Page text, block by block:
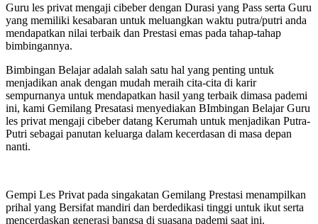
Guru les privat mengaji cibeber dengan Durasi yang Pass serta Guru
yang memiliki kesabaran untuk meluangkan waktu putra/putri anda
mendapatkan nilai terbaik dan Prestasi emas pada tahap-tahap
bimbingannya.
Bimbingan Belajar adalah salah satu hal yang penting untuk
menjadikan anak dengan mudah meraih cita-cita di karir
sempurnanya untuk mendapatkan hasil yang terbaik dimasa pademi
ini, kami Gemilang Presatasi menyediakan BImbingan Belajar Guru
les privat mengaji cibeber datang Kerumah untuk menjadikan Putra-
Putri sebagai panutan keluarga dalam kecerdasan di masa depan
nanti.
Gempi Les Privat pada singakatan Gemilang Prestasi menampilkan
prihal yang Bersifat mandiri dan berdedikasi tinggi untuk ikut serta
mencerdaskan generasi bangsa di suasana pademi saat ini.